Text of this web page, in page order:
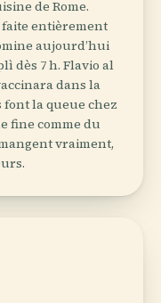
de Rome.
faite entièrement
aujourd’hui
dès 7 h. Flavio al
dans la
la queue chez
fine comme du
vraiment,